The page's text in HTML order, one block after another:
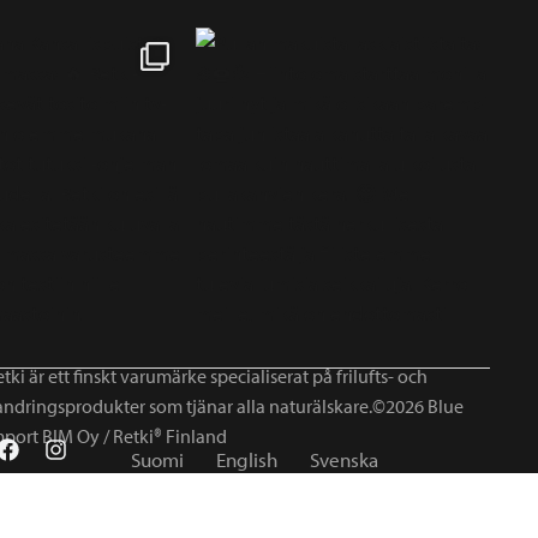
är ett finskt varumärke specialiserat på frilufts- och
som tjänar alla naturälskare.©2026 Blue
BIM Oy / Retki® Finland
Suomi English Svenska